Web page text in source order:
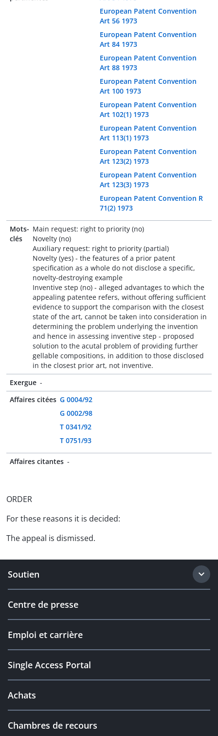
European Patent Convention
Art 56 1973
European Patent Convention
Art 84 1973
European Patent Convention
Art 88 1973
European Patent Convention
Art 100 1973
European Patent Convention
Art 102(1) 1973
European Patent Convention
Art 113(1) 1973
European Patent Convention
Art 123(2) 1973
European Patent Convention
Art 123(3) 1973
European Patent Convention R
71(2) 1973
Mots-
clés
Main request: right to priority (no)
Novelty (no)
Auxiliary request: right to priority (partial)
Novelty (yes) - the features of a prior patent
specification as a whole do not disclose a specific,
novelty-destroying example
Inventive step (no) - alleged advantages to which the
appealing patentee refers, without offering sufficient
evidence to support the comparison with the closest
state of the art, cannot be taken into consideration in
determining the problem underlying the invention
and hence in assessing inventive step - proposed
solution to the acutal problem of providing further
gellable compositions, in addition to those disclosed
in the closest prior art, not inventive.
Exergue -
Affaires citées G 0004/92
G 0002/98
T 0341/92
T 0751/93
Affaires citantes -
ORDER
For these reasons it is decided:
The appeal is dismissed.
Soutien
Centre de presse
Emploi et carrière
Single Access Portal
Achats
Chambres de recours